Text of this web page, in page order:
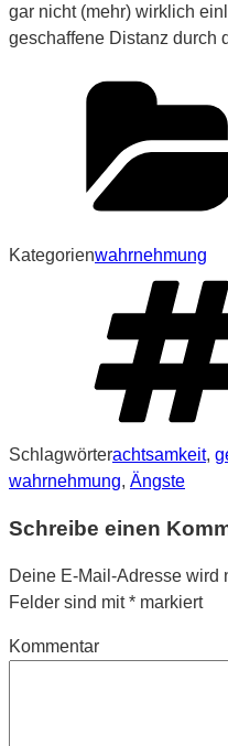
gar nicht (mehr) wirklich
geschaffene Distanz durch
Kategorienwahrnehmung
Schlagwörterachtsamkeit,
wahrnehmung, Ängste
Schreibe einen
Deine E-Mail-Adresse wird
Felder sind mit* markiert
Kommentar